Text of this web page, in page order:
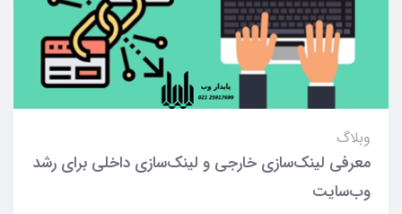
وبلاگ
معرفی لینک‌سازی خارجی و لینک‌سازی داخلی برای رشد
وب‌سایت